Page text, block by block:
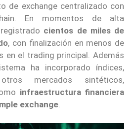
de exchange centralizado con
En momentos de alta
cientos de miles de
, con finalización en menos de
en el trading principal. Además
ha incorporado índices,
mercados sintéticos,
infraestructura financiera
exchange